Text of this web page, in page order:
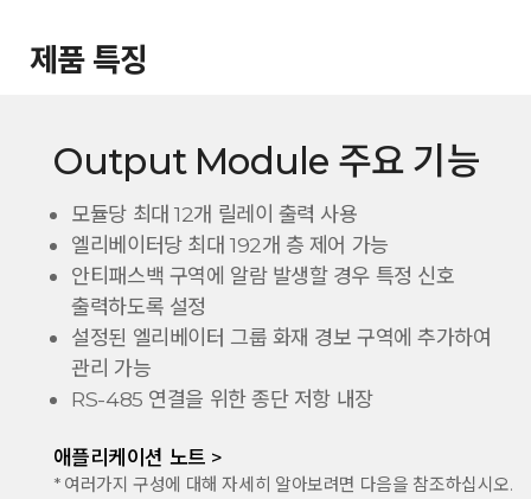
제품 특징
Output Module 주요 기능
모듈당 최대 12개 릴레이 출력 사용
엘리베이터당 최대 192개 층 제어 가능
안티패스백 구역에 알람 발생할 경우 특정 신호
출력하도록 설정
설정된 엘리베이터 그룹 화재 경보 구역에 추가하여
관리 가능
RS-485 연결을 위한 종단 저항 내장
애플리케이션 노트 >
* 여러가지 구성에 대해 자세히 알아보려면 다음을 참조하십시오.